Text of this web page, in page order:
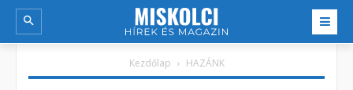
Kezdőlap HAZÁNK